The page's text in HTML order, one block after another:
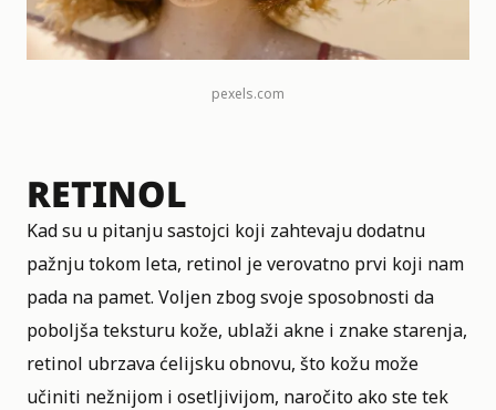
pexels.com
RETINOL
Kad su u pitanju sastojci koji zahtevaju dodatnu
pažnju tokom leta, retinol je verovatno prvi koji nam
pada na pamet. Voljen zbog svoje sposobnosti da
poboljša teksturu kože, ublaži akne i znake starenja,
retinol ubrzava ćelijsku obnovu, što kožu može
učiniti nežnijom i osetljivijom, naročito ako ste tek